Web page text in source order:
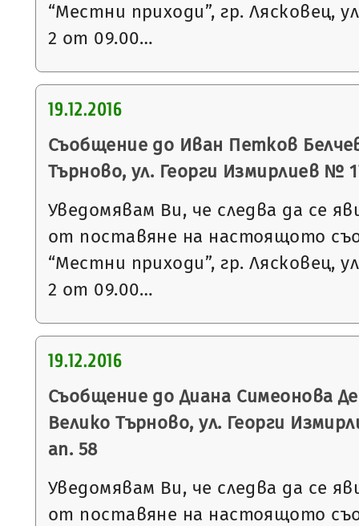
“Местни приходи”, гр. Лясковец,
2 от 09.00…
19.12.2016
Съобщение до Иван Петков
Търново, ул. Георги Измирлиев №
Уведомявам Ви, че следва да се
от поставяне на настоящото
“Местни приходи”, гр. Лясковец,
2 от 09.00…
19.12.2016
Съобщение до Диана Симеонова
Велико Търново, ул. Георги
ап. 58
Уведомявам Ви, че следва да се
от поставяне на настоящото